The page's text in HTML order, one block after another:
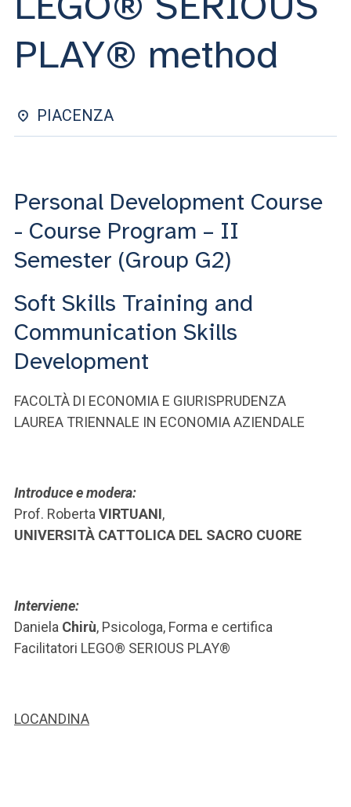
SEI UN DOCENTE O UN MEMBRO DELLO STAFF
PLAY® method
PIACENZA
Personal Development Course
- Course Program – II
Semester (Group G2)
Soft Skills Training and
Communication Skills
Development
FACOLTÀ DI ECONOMIA E GIURISPRUDENZA
LAUREA TRIENNALE IN ECONOMIA AZIENDALE
Introduce e modera:
Prof. Roberta VIRTUANI,
UNIVERSITÀ CATTOLICA DEL SACRO CUORE
Interviene:
Daniela Chirù, Psicologa, Forma e certifica
Facilitatori LEGO® SERIOUS PLAY®
LOCANDINA